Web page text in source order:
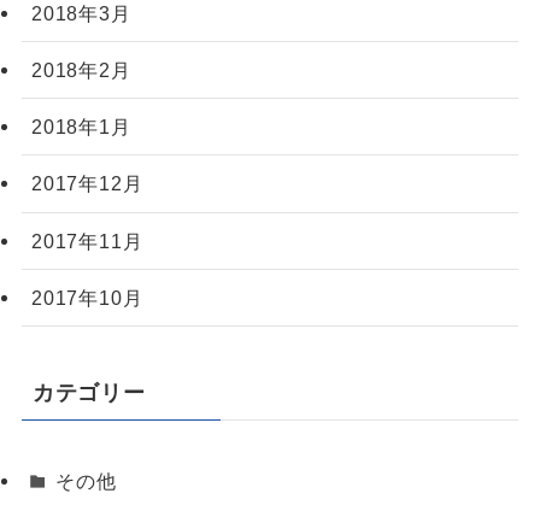
2018年3月
2018年2月
2018年1月
2017年12月
2017年11月
2017年10月
カテゴリー
その他